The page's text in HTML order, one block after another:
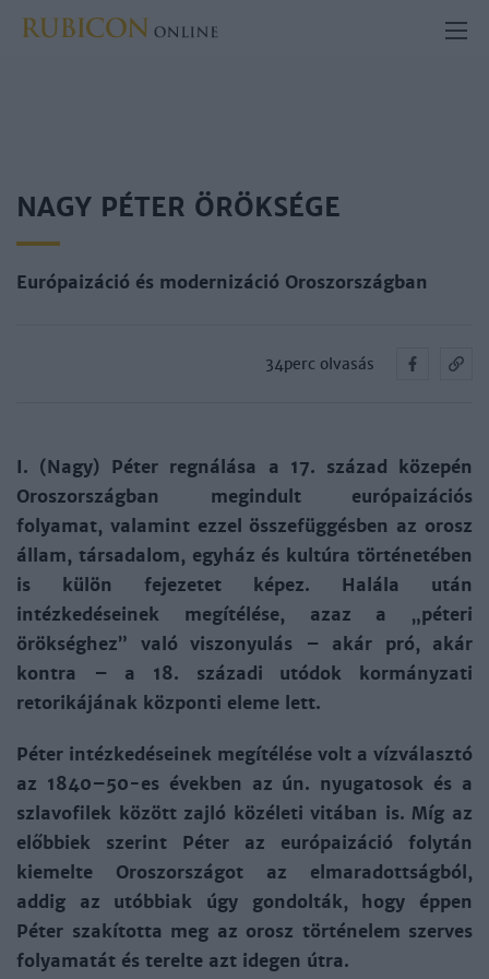
NAGY PÉTER ÖRÖKSÉGE
Európaizáció és modernizáció Oroszországban
34perc olvasás
I. (Nagy) Péter regnálása a 17. század közepén
Oroszországban megindult európaizációs
folyamat, valamint ezzel összefüggésben az orosz
állam, társadalom, egyház és kultúra történetében
is külön fejezetet képez. Halála után
intézkedéseinek megítélése, azaz a „péteri
örökséghez” való viszonyulás – akár pró, akár
kontra – a 18. századi utódok kormányzati
retorikájának központi eleme lett.
Péter intézkedéseinek megítélése volt a vízválasztó
az 1840–50-es években az ún. nyugatosok és a
szlavofilek között zajló közéleti vitá­ban is. Míg az
előbbiek szerint Péter az európaizáció folytán
kiemelte Oroszországot az elmaradottságból,
addig az utóbbiak úgy gondolták, hogy éppen
Péter szakította meg az orosz történelem szerves
folyamatát és terelte azt idegen útra.